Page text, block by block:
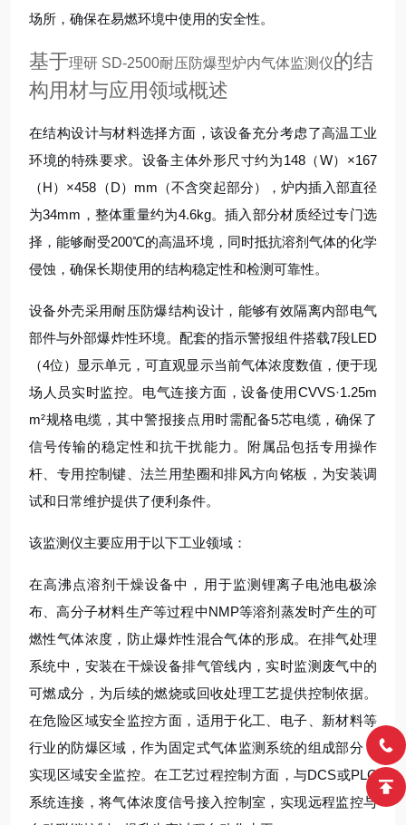
场所，确保在易燃环境中使用的安全性。
基于理研 SD-2500耐压防爆型炉内气体监测仪的结
构用材与应用领域概述
在结构设计与材料选择方面，该设备充分考虑了高温工业
环境的特殊要求。设备主体外形尺寸约为148（W）×167
（H）×458（D）mm（不含突起部分），炉内插入部直径
为34mm，整体重量约为4.6kg。插入部分材质经过专门选
择，能够耐受200℃的高温环境，同时抵抗溶剂气体的化学
侵蚀，确保长期使用的结构稳定性和检测可靠性。
设备外壳采用耐压防爆结构设计，能够有效隔离内部电气
部件与外部爆炸性环境。配套的指示警报组件搭载7段LED
（4位）显示单元，可直观显示当前气体浓度数值，便于现
场人员实时监控。电气连接方面，设备使用CVVS·1.25m
m²规格电缆，其中警报接点用时需配备5芯电缆，确保了
信号传输的稳定性和抗干扰能力。附属品包括专用操作
杆、专用控制键、法兰用垫圈和排风方向铭板，为安装调
试和日常维护提供了便利条件。
该监测仪主要应用于以下工业领域：
在高沸点溶剂干燥设备中，用于监测锂离子电池电极涂
布、高分子材料生产等过程中NMP等溶剂蒸发时产生的可
燃性气体浓度，防止爆炸性混合气体的形成。在排气处理
系统中，安装在干燥设备排气管线内，实时监测废气中的
可燃成分，为后续的燃烧或回收处理工艺提供控制依据。
在危险区域安全监控方面，适用于化工、电子、新材料等
行业的防爆区域，作为固定式气体监测系统的组成部分，
实现区域安全监控。在工艺过程控制方面，与DCS或PLC
系统连接，将气体浓度信号接入控制室，实现远程监控与